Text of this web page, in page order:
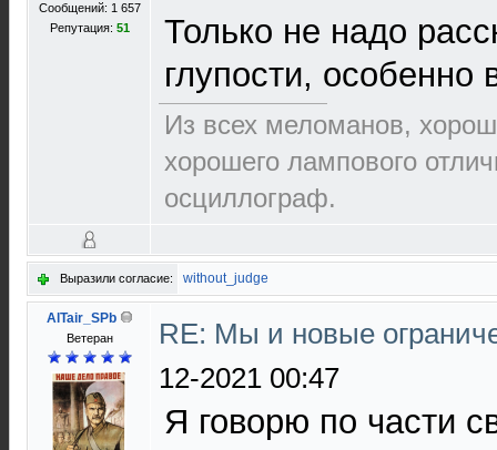
Сообщений: 1 657
Репутация: 51
Только не надо
глупости, особенно
Из всех меломанов,
хорошего лампового
осциллограф.
Выразили согласие: without_judge
AlTair_SPb
Ветеран
RE: Мы и новые
12-2021 00:47
Я говорю по части